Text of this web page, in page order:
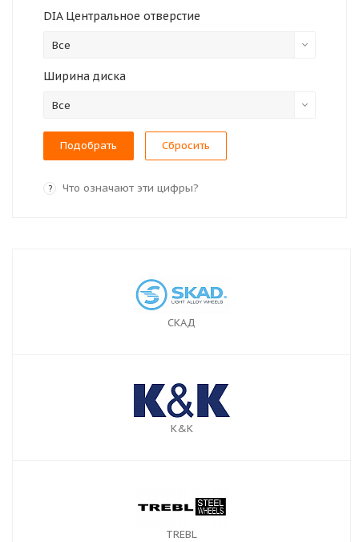
DIA Центральное отверстие
Все
Ширина диска
Все
Сбросить
? Что означают эти цифры?
СКАД
К&К
TREBL